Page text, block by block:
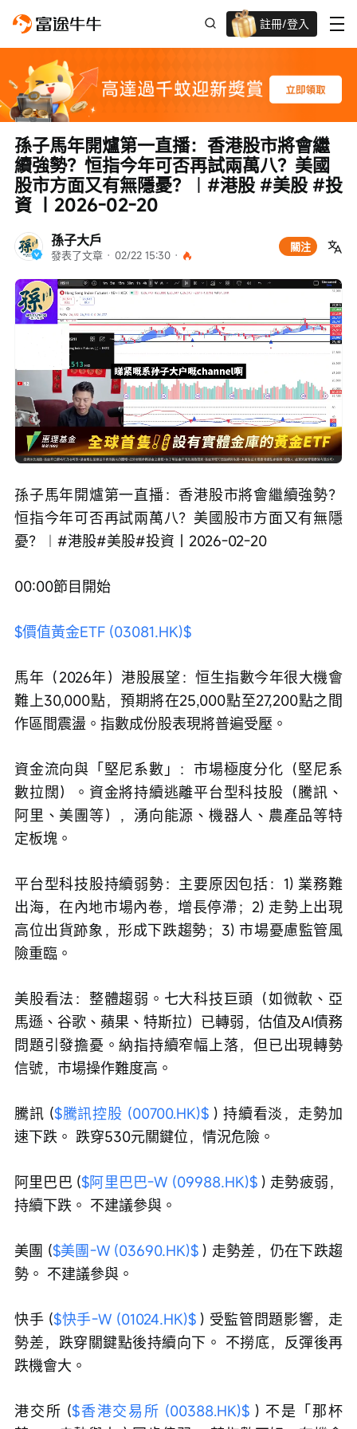
註冊/登入
孫子大戶
發表了文章 · 02/22 15:30 ·
關注
孫子馬年開爐第一直播：香港股市將會繼
續強勢？恒指今年可否再試兩萬八？美國
股市方面又有無隱憂？︱#港股 #美股 #投
資 ｜2026-02-20
取
消
靜
/
Loaded:
0%
Progress:
0%
播
放
孫子馬年開爐第一直播：香港股市將會繼續強勢？
恒指今年可否再試兩萬八？美國股市方面又有無隱
憂？︱#港股#美股#投資｜2026-02-20
00:00節目開始
$價值黃金ETF (03081.HK)$
馬年（2026年）港股展望：恒生指數今年很大機會
難上30,000點，預期將在25,000點至27,200點之間
作區間震盪。指數成份股表現將普遍受壓。
資金流向與「堅尼系數」：市場極度分化（堅尼系
數拉闊）。資金將持續逃離平台型科技股（騰訊、
阿里、美團等），湧向能源、機器人、農產品等特
定板塊。
平台型科技股持續弱勢：主要原因包括：1) 業務難
出海，在內地市場內卷，增長停滯；2) 走勢上出現
高位出貨跡象，形成下跌趨勢；3) 市場憂慮監管風
險重臨。
美股看法：整體趨弱。七大科技巨頭（如微軟、亞
馬遜、谷歌、蘋果、特斯拉）已轉弱，估值及AI債務
問題引發擔憂。納指持續窄幅上落，但已出現轉勢
信號，市場操作難度高。
騰訊 ($騰訊控股 (00700.HK)$ ) 持續看淡，走勢加
速下跌。 跌穿530元關鍵位，情況危險。
阿里巴巴 ($阿里巴巴-W (09988.HK)$ ) 走勢疲弱，
持續下跌。 不建議參與。
美團 ($美團-W (03690.HK)$ ) 走勢差，仍在下跌趨
勢。 不建議參與。
快手 ($快手-W (01024.HK)$ ) 受監管問題影響，走
勢差，跌穿關鍵點後持續向下。 不撈底，反彈後再
跌機會大。
港交所 ($香港交易所 (00388.HK)$ ) 不是「那杯